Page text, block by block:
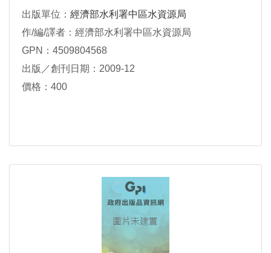
出版單位： 經濟部水利署中區水資源局
作/編/譯者：經濟部水利署中區水資源局
GPN：4509804568
出版／創刊日期：2009-12
價格：400